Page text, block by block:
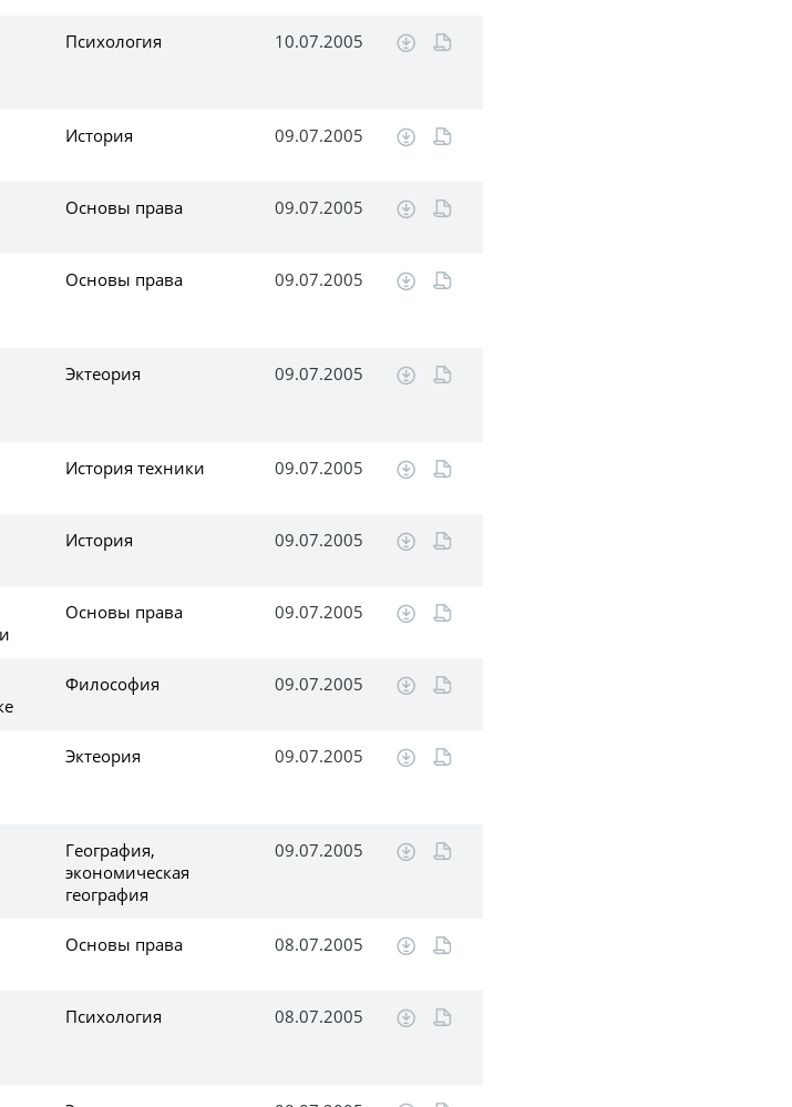
Психология 10.07.2005
История 09.07.2005
Основы права 09.07.2005
Основы права 09.07.2005
Эктеория 09.07.2005
История техники 09.07.2005
История 09.07.2005
Основы права 09.07.2005
Философия 09.07.2005
Эктеория 09.07.2005
География,
экономическая
география
09.07.2005
Основы права 08.07.2005
Психология 08.07.2005